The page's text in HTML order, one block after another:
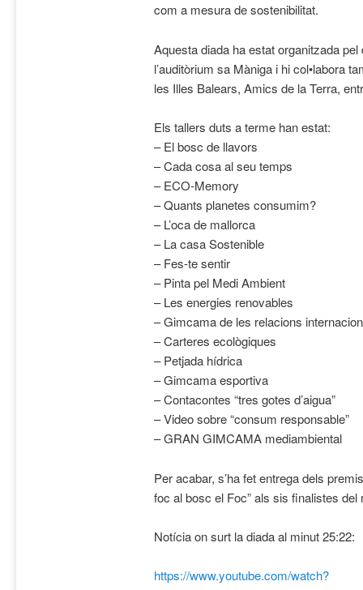
com a mesura de sostenibilitat.
Aquesta diada ha estat organitzada
l’auditòrium sa Màniga i hi col•labora
les Illes Balears, Amics de la Terra,
Els tallers duts a terme han estat:
– El bosc de llavors
– Cada cosa al seu temps
– ECO-Memory
– Quants planetes consumim?
– L’oca de mallorca
– La casa Sostenible
– Fes-te sentir
– Pinta pel Medi Ambient
– Les energies renovables
– Gimcama de les relacions
– Carteres ecològiques
– Petjada hídrica
– Gimcama esportiva
– Contacontes “tres gotes d’aigua”
– Video sobre “consum responsable”
– GRAN GIMCAMA mediambiental
Per acabar, s’ha fet entrega dels
foc al bosc el Foc” als sis finalistes del
Notícia on surt la diada al minut 25:22:
https://www.youtube.com/watch?